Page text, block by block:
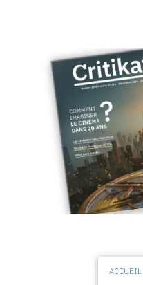
ACCUEIL